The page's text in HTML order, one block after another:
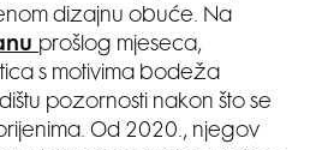
dizajnu obuće. Na
prošlog mjeseca,
s motivima bodeža
pozornosti nakon što se
Od 2020., njegov